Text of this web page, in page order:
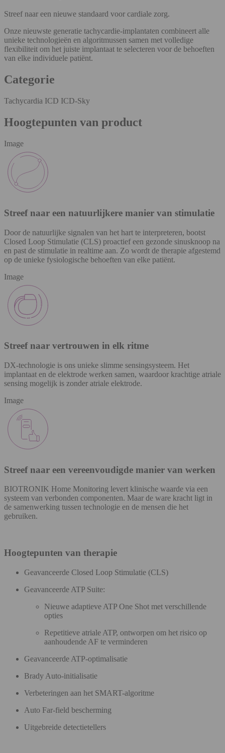
Streef naar een nieuwe standaard voor cardiale zorg.
Onze nieuwste generatie tachycardie-implantaten combineert alle
unieke technologieën en algoritmussen samen met volledige
flexibiliteit om het juiste implantaat te selecteren voor de behoeften
van elke individuele patiënt.
Categorie
Tachycardia ICD ICD-Sky
Hoogtepunten van product
Image
Streef naar een natuurlijkere manier van stimulatie
Door de natuurlijke signalen van het hart te interpreteren, bootst
Closed Loop Stimulatie (CLS) proactief een gezonde sinusknoop na
en past de stimulatie in realtime aan. Zo wordt de therapie afgestemd
op de unieke fysiologische behoeften van elke patiënt.
Image
Streef naar vertrouwen in elk ritme
DX-technologie is ons unieke slimme sensingsysteem. Het
implantaat en de elektrode werken samen, waardoor krachtige atriale
sensing mogelijk is zonder atriale elektrode.
Image
Streef naar een vereenvoudigde manier van werken
BIOTRONIK Home Monitoring levert klinische waarde via een
systeem van verbonden componenten. Maar de ware kracht ligt in
de samenwerking tussen technologie en de mensen die het
gebruiken.
Hoogtepunten van therapie
Geavanceerde Closed Loop Stimulatie (CLS)
Geavanceerde ATP Suite:
Nieuwe adaptieve ATP One Shot met verschillende
opties
Repetitieve atriale ATP, ontworpen om het risico op
aanhoudende AF te verminderen
Geavanceerde ATP-optimalisatie
Brady Auto-initialisatie
Verbeteringen aan het SMART-algoritme
Auto Far-field bescherming
Uitgebreide detectietellers